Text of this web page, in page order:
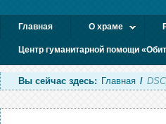
Главная О храме
Центр гуманитарной помощи
Вы сейчас здесь: Главная /